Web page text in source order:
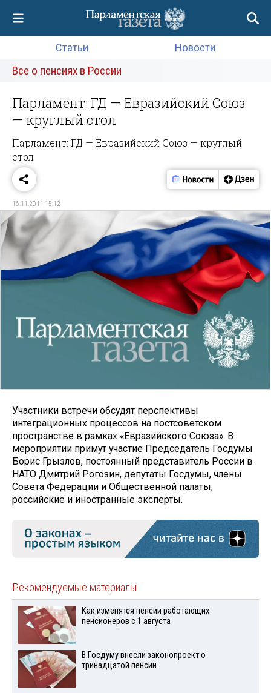
Статьи
Новости
Все о пенсиях в России
Парламент: ГД — Евразийский Союз
— круглый стол
Парламент: ГД — Евразийский Союз — круглый
стол
16.11.2011 15:12
Участники встречи обсудят перспективы
интеграционных процессов на постсоветском
пространстве в рамках «Евразийского Союза». В
мероприятии примут участие Председатель Госдумы
Борис Грызлов, постоянный представитель России в
НАТО Дмитрий Рогозин, депутаты Госдумы, члены
Совета Федерации и Общественной палаты,
российские и иностранные эксперты.
Рекомендуемые материалы
Как изменятся пенсии работающих
пенсионеров с 1 августа
В Госдуму внесли законопроект о
тринадцатой пенсии